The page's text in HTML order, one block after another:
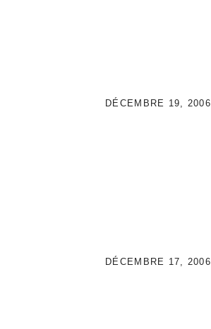
DÉCEMBRE 19, 2006
DÉCEMBRE 17, 2006